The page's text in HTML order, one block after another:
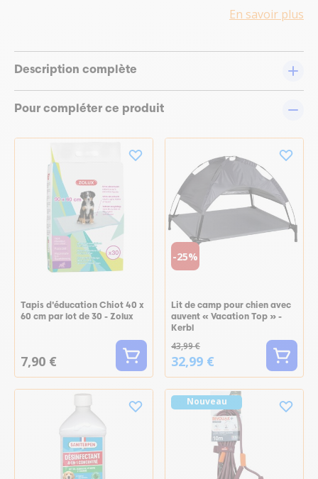
En savoir plus
Description complète
Pour compléter ce produit
Tapis d'éducation Chiot 40 x
60 cm par lot de 30 - Zolux
7,90 €
-25%
Lit de camp pour chien avec
auvent « Vacation Top » -
Kerbl
43,99 €
32,99 €
Nouveau